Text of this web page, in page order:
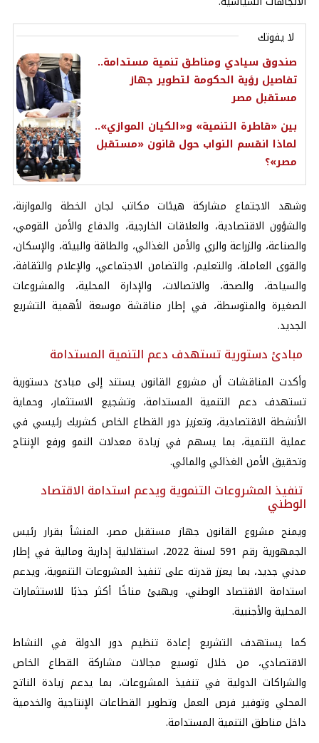
لا يفوتك
صندوق سيادي ومناطق تنمية مستدامة..
تفاصيل رؤية الحكومة لتطوير جهاز
مستقبل مصر
بين «قاطرة التنمية» و«الكيان الموازي»..
لماذا انقسم النواب حول قانون «مستقبل
مصر»؟
وشهد الاجتماع مشاركة هيئات مكاتب لجان الخطة والموازنة،
والشؤون الاقتصادية، والعلاقات الخارجية، والدفاع والأمن القومي،
والصناعة، والزراعة والري والأمن الغذائي، والطاقة والبيئة، والإسكان،
والقوى العاملة، والتعليم، والتضامن الاجتماعي، والإعلام والثقافة،
والسياحة، والصحة، والاتصالات، والإدارة المحلية، والمشروعات
الصغيرة والمتوسطة، في إطار مناقشة موسعة لأهمية التشريع
الجديد.
مبادئ دستورية تستهدف دعم التنمية المستدامة
وأكدت المناقشات أن مشروع القانون يستند إلى مبادئ دستورية
تستهدف دعم التنمية المستدامة، وتشجيع الاستثمار، وحماية
الأنشطة الاقتصادية، وتعزيز دور القطاع الخاص كشريك رئيسي في
عملية التنمية، بما يسهم في زيادة معدلات النمو ورفع الإنتاج
وتحقيق الأمن الغذائي والمائي.
تنفيذ المشروعات التنموية ويدعم استدامة الاقتصاد
الوطني
ويمنح مشروع القانون جهاز مستقبل مصر، المنشأ بقرار رئيس
الجمهورية رقم 591 لسنة 2022، استقلالية إدارية ومالية في إطار
مدني جديد، بما يعزز قدرته على تنفيذ المشروعات التنموية، ويدعم
استدامة الاقتصاد الوطني، ويهيئ مناخًا أكثر جذبًا للاستثمارات
المحلية والأجنبية.
كما يستهدف التشريع إعادة تنظيم دور الدولة في النشاط
الاقتصادي، من خلال توسيع مجالات مشاركة القطاع الخاص
والشراكات الدولية في تنفيذ المشروعات، بما يدعم زيادة الناتج
المحلي وتوفير فرص العمل وتطوير القطاعات الإنتاجية والخدمية
داخل مناطق التنمية المستدامة.